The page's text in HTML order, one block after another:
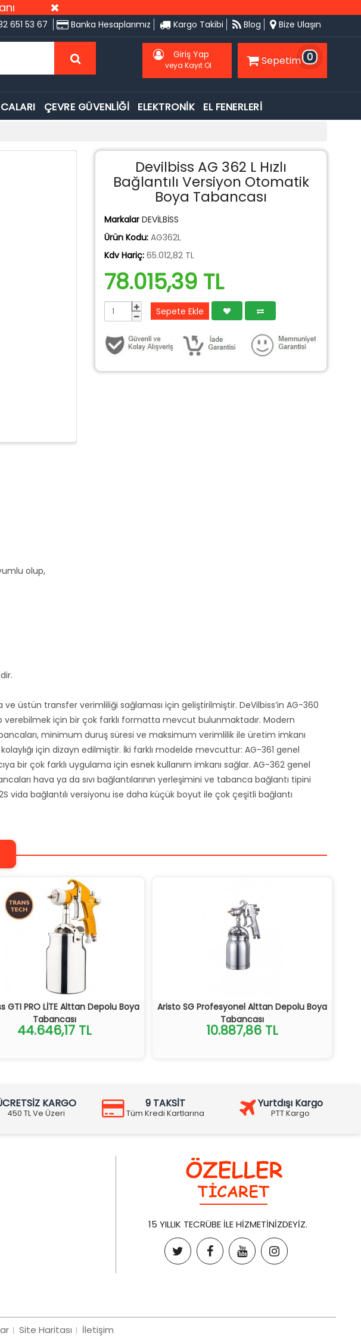
651 53 67 Banka Hesaplarımız Kargo Takibi Blog Bize Ulaşın
Giriş Yap
veya Kayıt Ol Sepetim 0
ÇEVRE GÜVENLİĞİ ELEKTRONİK EL FENERLERİ
Devilbiss AG 362 L Hızlı
Bağlantılı Versiyon Otomatik
Boya Tabancası
Markalar DEVİLBİSS
Ürün Kodu: AG362L
Kdv Hariç: 65.012,82 TL
78.015,39 TL
Sepete Ekle
olup,
üstün transfer verimliliği sağlaması için geliştirilmiştir. DeVilbiss’in AG-360
için bir çok farklı formatta mevcut bulunmaktadır. Modern
minimum duruş süresi ve maksimum verimlilik ile üretim imkanı
için dizayn edilmiştir. İki farklı modelde mevcuttur: AG-361 genel
bir çok farklı uygulama için esnek kullanım imkanı sağlar. AG-362 genel
hava ya da sıvı bağlantılarının yerleşimini ve tabanca bağlantı tipini
vida bağlantılı versiyonu ise daha küçük boyut ile çok çeşitli bağlantı
GTI PRO LİTE Alttan Depolu Boya
Tabancası
44.646,17 TL
Aristo SG Profesyonel Alttan Depolu Boya
Tabancası
10.887,86 TL
KARGO
450 TL Ve Üzeri
9 TAKSİT
Tüm Kredi Kartlarına
Yurtdışı Kargo
PTT Kargo
15 YILLIK TECRÜBE İLE HİZMETİNİZDEYİZ.
Site Haritası İletişim